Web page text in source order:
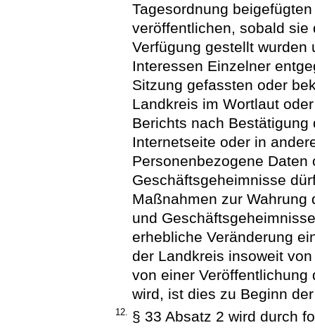
Tagesordnung
veröffentlichen, sobald
Verfügung gestellt
Interessen Einzelner
Sitzung gefassten oder
Landkreis im Wortlaut
Berichts nach
Internetseite oder in
Personenbezogene Daten
Geschäftsgeheimnisse
Maßnahmen zur Wahrung
und
erhebliche Veränderung
der Landkreis insoweit
von einer
wird, ist dies zu Beginn
12. § 33 Absatz 2 wird durch